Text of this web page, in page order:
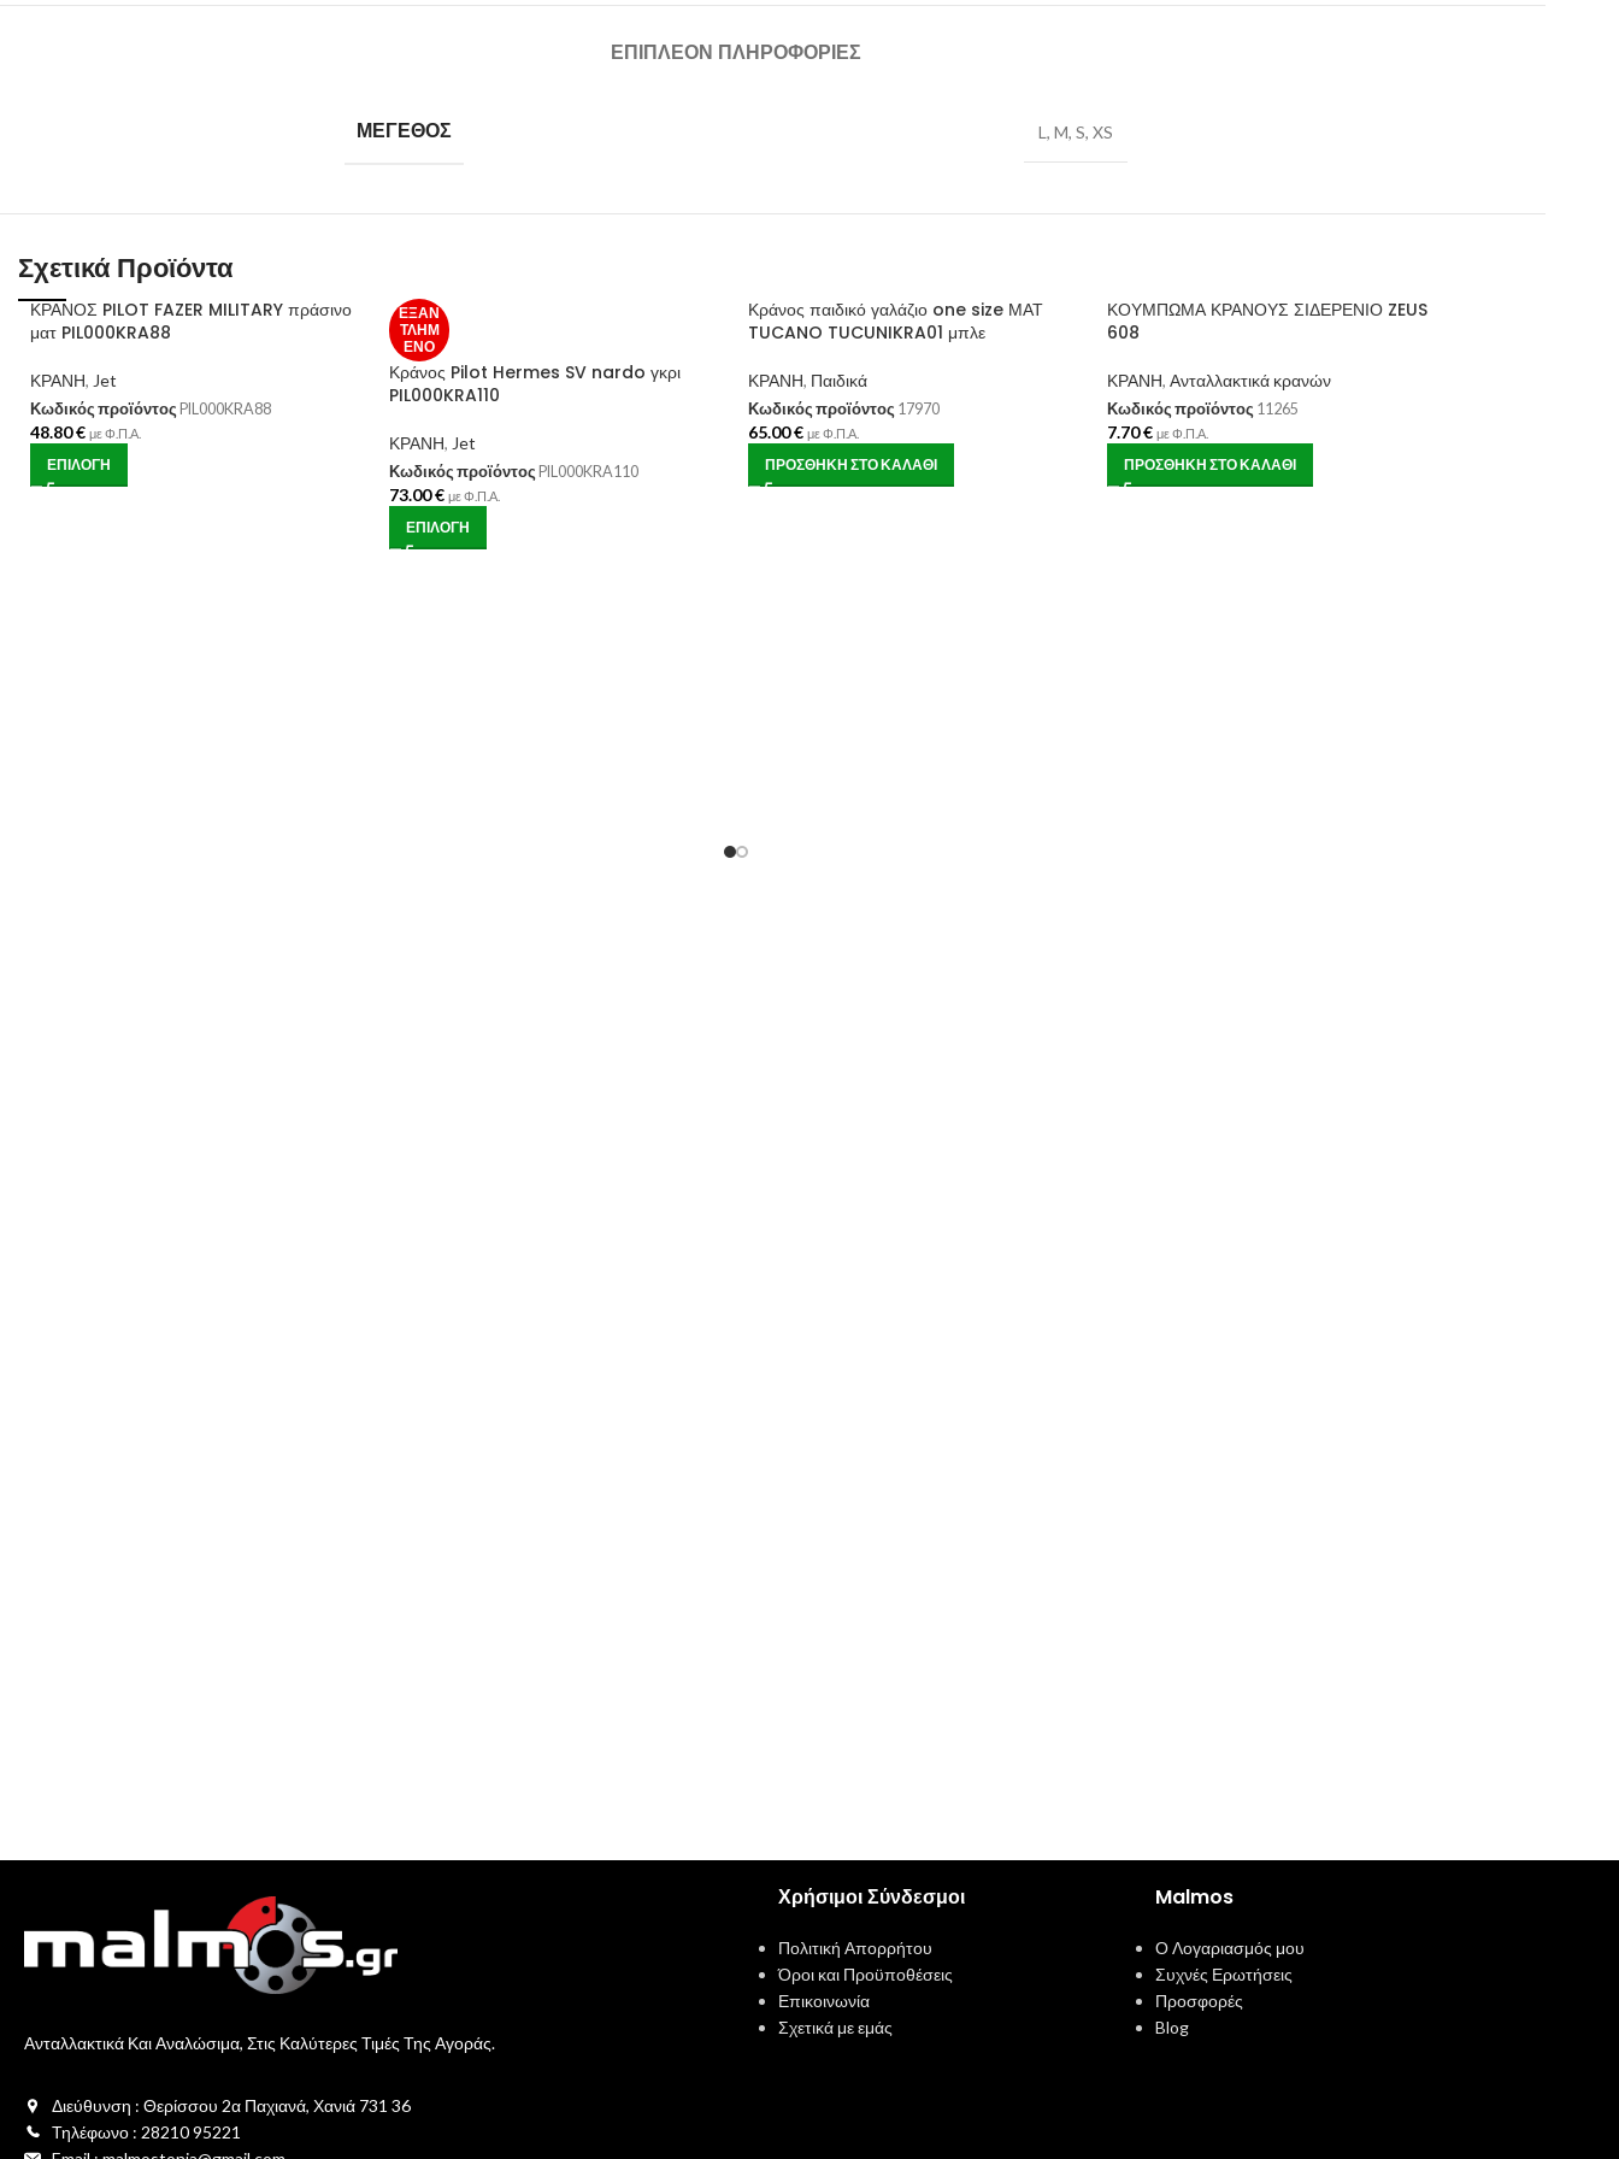
ΕΠΙΠΛΈΟΝ ΠΛΗΡΟΦΟΡΊΕΣ
ΜΈΓΕΘΟΣ L, M, S, XS
Σχετικά Προϊόντα
ΚΡΑΝΟΣ PILOT FAZER MILITARY πράσινο
ματ PIL000KRA88
ΚΡΑΝΗ, Jet
Κωδικός προϊόντος PIL000KRA88
48.80€ με Φ.Π.Α.
ΕΠΙΛΟΓΉ
ΕΞΑΝ
ΤΛΗΜ
ΈΝΟ
Κράνος Pilot Hermes SV nardo γκρι
PIL000KRA110
ΚΡΑΝΗ, Jet
Κωδικός προϊόντος PIL000KRA110
73.00€ με Φ.Π.Α.
ΕΠΙΛΟΓΉ
Κράνος παιδικό γαλάζιο one size ΜΑΤ
TUCANO TUCUNIKRA01 μπλε
ΚΡΑΝΗ, Παιδικά
Κωδικός προϊόντος 17970
65.00€ με Φ.Π.Α.
ΠΡΟΣΘΉΚΗ ΣΤΟ ΚΑΛΆΘΙ
ΚΟΥΜΠΩΜΑ ΚΡΑΝΟΥΣ ΣΙΔΕΡΕΝΙΟ ZEUS
608
ΚΡΑΝΗ, Ανταλλακτικά κρανών
Κωδικός προϊόντος 11265
7.70€ με Φ.Π.Α.
ΠΡΟΣΘΉΚΗ ΣΤΟ ΚΑΛΆΘΙ
Ανταλλακτικά Και Αναλώσιμα, Στις Καλύτερες Τιμές Της Αγοράς.
Διεύθυνση : Θερίσσου 2α Παχιανά, Χανιά 731 36
Τηλέφωνο : 28210 95221
Χρήσιμοι Σύνδεσμοι
Πολιτική Απορρήτου
Όροι και Προϋποθέσεις
Επικοινωνία
Σχετικά με εμάς
Malmos
Ο Λογαριασμός μου
Συχνές Ερωτήσεις
Προσφορές
Blog